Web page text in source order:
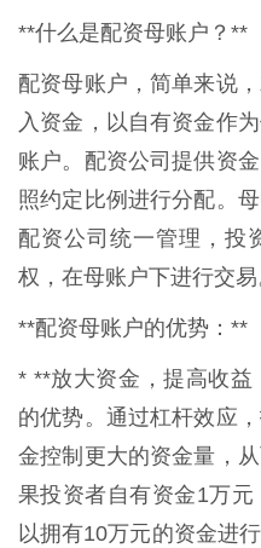
**什么是配资母账户？**
配资母账户，简单来说
入资金，以自有资金作
账户。配资公司提供资
照约定比例进行分配。
配资公司统一管理，投
权，在母账户下进行交易
**配资母账户的优势：**
* **放大资金，提高收
的优势。通过杠杆效应
金控制更大的资金量，
果投资者自有资金1万
以拥有10万元的资金进